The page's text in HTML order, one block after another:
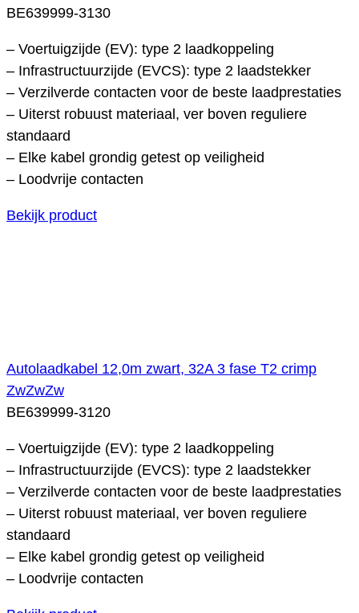
BE639999-3130
– Voertuigzijde (EV): type 2 laadkoppeling
– Infrastructuurzijde (EVCS): type 2 laadstekker
– Verzilverde contacten voor de beste laadprestaties
– Uiterst robuust materiaal, ver boven reguliere
standaard
– Elke kabel grondig getest op veiligheid
– Loodvrije contacten
Bekijk product
Autolaadkabel 12,0m zwart, 32A 3 fase T2 crimp
ZwZwZw
BE639999-3120
– Voertuigzijde (EV): type 2 laadkoppeling
– Infrastructuurzijde (EVCS): type 2 laadstekker
– Verzilverde contacten voor de beste laadprestaties
– Uiterst robuust materiaal, ver boven reguliere
standaard
– Elke kabel grondig getest op veiligheid
– Loodvrije contacten